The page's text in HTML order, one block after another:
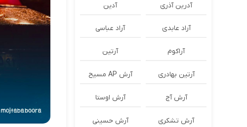
آدرین آذری آدین
آراد عابدی آراد عباسی
آراکوم آرتین
آرتین بهادری آرش AP مسیح
آرش آج آرش اوستا
آرش تشکری آرش حسینی